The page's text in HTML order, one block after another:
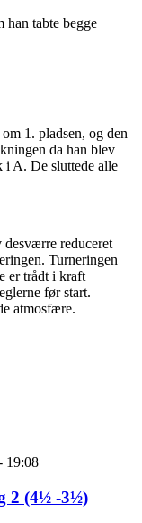
han tabte begge
1. pladsen, og den
da han blev
i A. De sluttede alle
desværre reduceret
Turneringen
er trådt i kraft
før start.
atmosfære.
19:08
2 (4½ -3½)